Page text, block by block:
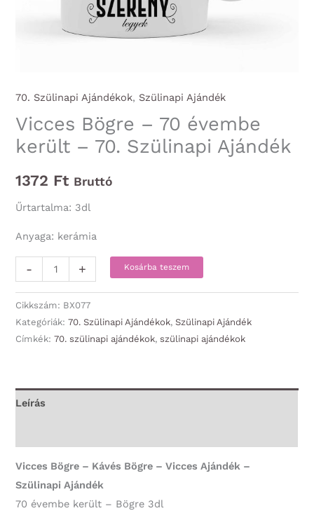
70. Szülinapi Ajándékok, Szülinapi Ajándék
Vicces Bögre – 70 évembe
került – 70. Szülinapi Ajándék
1372 Ft Bruttó
Űrtartalma: 3dl
Anyaga: kerámia
-
Bögre
-
70
évembe
70.
+ Kosárba teszem
Cikkszám: BX077
Kategóriák:70. Szülinapi Ajándékok,Szülinapi Ajándék
Címkék:70. szülinapi ajándékok,szülinapi ajándékok
Leírás
Vicces Bögre – Kávés Bögre – Vicces Ajándék –
Szülinapi Ajándék
70 évembe került – Bögre 3dl